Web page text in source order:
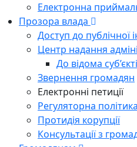
Електронна
Прозора влада
Доступ до публічної
Центр надання
До відома
Звернення громадян
Електронні петиції
Регуляторна політика
Протидія корупції
Консультації з